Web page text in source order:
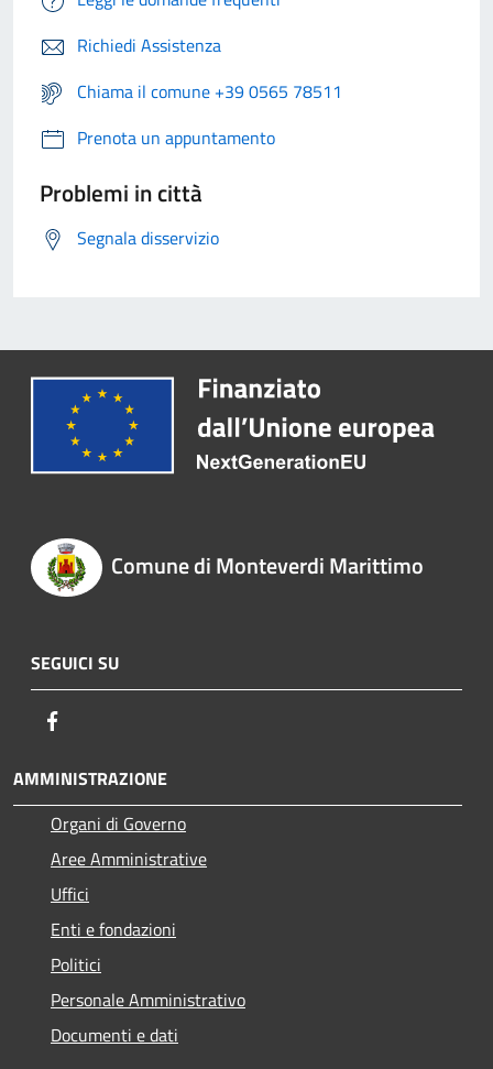
Richiedi Assistenza
Chiama il comune +39 0565 78511
Prenota un appuntamento
Problemi in città
Segnala disservizio
Comune di Monteverdi Marittimo
SEGUICI SU
AMMINISTRAZIONE
Organi di Governo
Aree Amministrative
Uffici
Enti e fondazioni
Politici
Personale Amministrativo
Documenti e dati